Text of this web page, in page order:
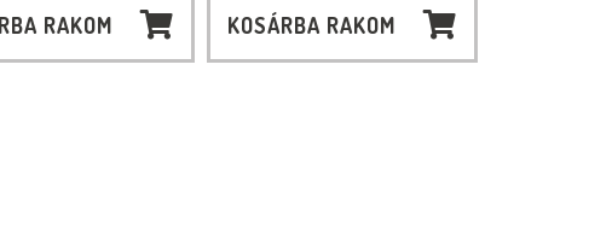
RAKOM KOSÁRBA RAKOM